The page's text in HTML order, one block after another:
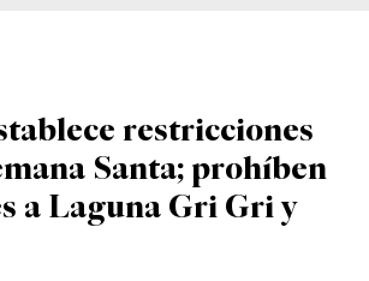
restricciones
Santa; prohíben
a Laguna Gri Gri y